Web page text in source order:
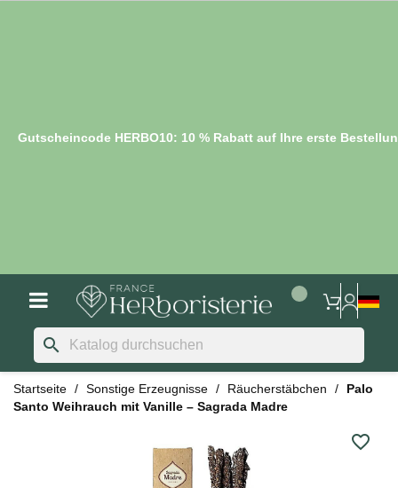
Gutscheincode HERBO10: 10 % Rabatt auf Ihre erste
search
Startseite Sonstige Erzeugnisse Räucherstäbchen
Palo
Santo Weihrauch mit Vanille – Sagrada Madre
favorite_border